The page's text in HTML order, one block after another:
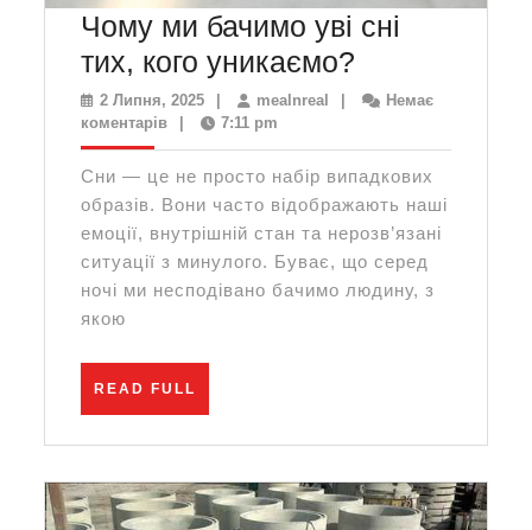
Чому ми бачимо уві сні
тих, кого уникаємо?
ми
уві
сні
тих,
кого
уникаємо?
2 Липня, 20252
Липня,
| mealnreal mealnreal
|
Немає
коментарів
| 7:11 pm
Сни — це не просто набір випадкових
образів. Вони часто відображають наші
емоції, внутрішній стан та нерозв’язані
ситуації з минулого. Буває, що серед
ночі ми несподівано бачимо людину, з
якою
READ FULL